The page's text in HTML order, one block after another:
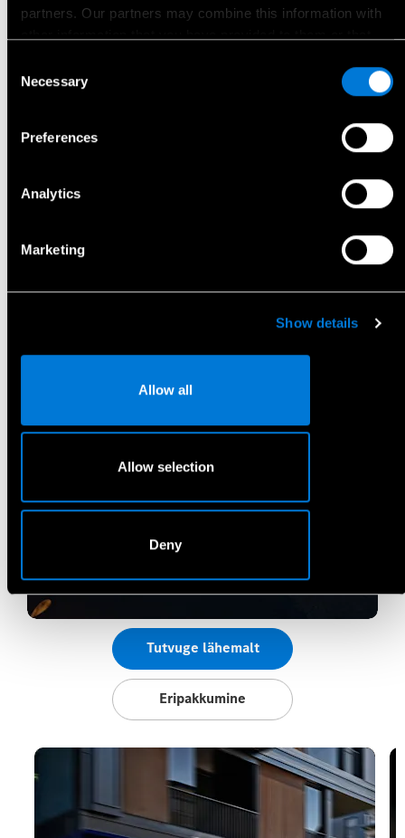
partners. Our partners may combine this information with
Choose whether to allow the use of cookies in the settings
displayed in this banner. You can withdraw or change your
consent at any time in the
at the bottom of
Selection
Necessary
Preferences
Analytics
Marketing
Show details
Allow all
Allow selection
Deny
Uus täiselektriline CLA.
Tutvuge lähemalt
Eripakkumine